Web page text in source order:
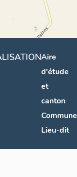
Aire
d'étude
et
canton
Commune
Lieu-dit